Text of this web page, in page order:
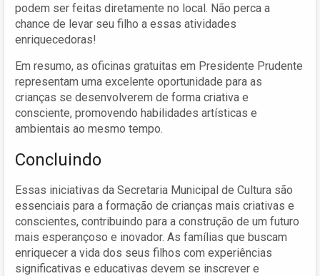
podem ser feitas diretamente no local. Não perca a
chance de levar seu filho a essas atividades
enriquecedoras!
Em resumo, as oficinas gratuitas em Presidente Prudente
representam uma excelente oportunidade para as
crianças se desenvolverem de forma criativa e
consciente, promovendo habilidades artísticas e
ambientais ao mesmo tempo.
Concluindo
Essas iniciativas da Secretaria Municipal de Cultura são
essenciais para a formação de crianças mais criativas e
conscientes, contribuindo para a construção de um futuro
mais esperançoso e inovador. As famílias que buscam
enriquecer a vida dos seus filhos com experiências
significativas e educativas devem se inscrever e